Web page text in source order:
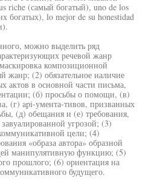
riche (самый богатый), uno de los
богатых), lo mejor de su honestidad
можно выделить ряд
речевой жанр
композиционной
жанр; (2) обязательное наличие
актов в основной части письма,
(б) просьбы о помощи, (в)
(г) api-умента-тивов, призванных
(д) обещания и (е) требования,
угрозой; (3)
цели; (4)
«образа автора» образной
манипулятивную функцию; (5)
прошлого; (6) ориентация на
будущего.